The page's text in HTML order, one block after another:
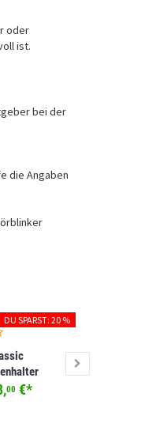
oder
ist.
bei der
die Angaben
mit Honda CB
00 €*
DU SPARST: 20 %
ZIEGER